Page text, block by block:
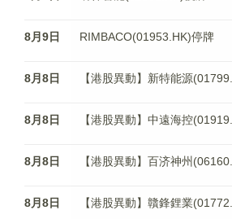
8月9日 RIMBACO(01953.HK)停牌
8月8日 【港股異動】新特能源
8月8日 【港股異動】中遠海控
8月8日 【港股異動】百济神州
8月8日 【港股異動】贛鋒鋰業